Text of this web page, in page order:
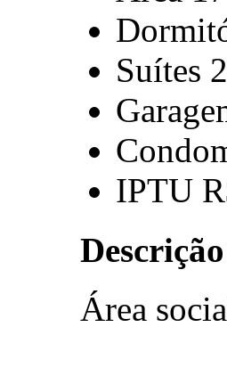
Suítes
IPTU
Descrição
Área